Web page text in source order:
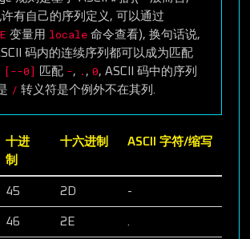
有自己的序列定义, 可以通过
变量用 locale 命令查看), 换句话说,
码内的连续序列都可以成为匹配
[--0] 匹配 -, . ,0, ASCII 码中的序列
/ 转义符是个例外不在其列.
十进
制
十六进制 ASCII 字符/缩写
45 2D -
46 2E .